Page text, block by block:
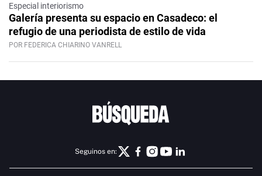
Especial interiorismo
Galería presenta su espacio en Casadeco: el
refugio de una periodista de estilo de vida
POR FEDERICA CHIARINO VANRELL
Seguinos en: